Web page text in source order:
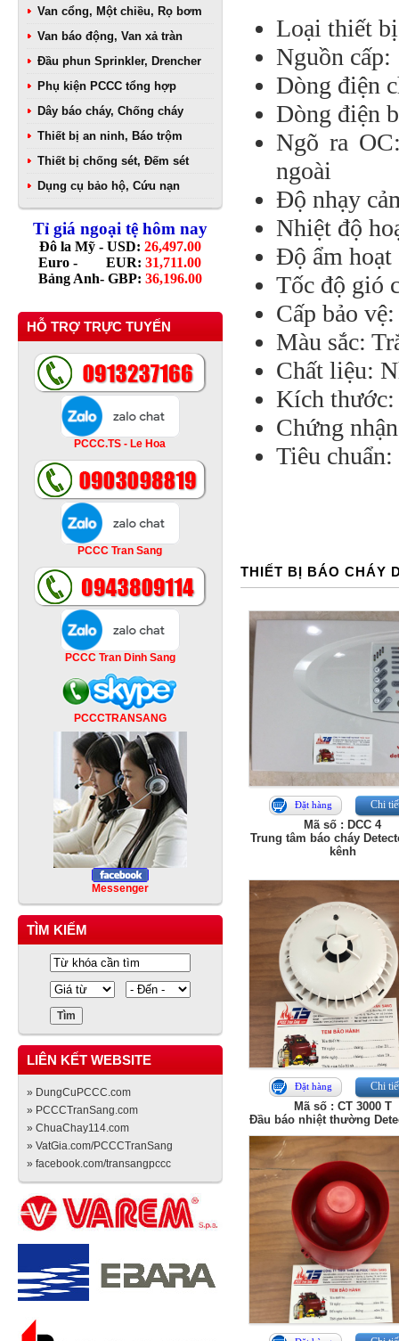
Van cổng, Một chiều, Rọ bơm
Van báo động, Van xả tràn
Đầu phun Sprinkler, Drencher
Phụ kiện PCCC tổng hợp
Dây báo cháy, Chống cháy
Thiết bị an ninh, Báo trộm
Thiết bị chống sét, Đếm sét
Dụng cụ bảo hộ, Cứu nạn
Tỉ giá ngoại tệ hôm nay
Đô la Mỹ - USD: 26,497.00
Euro - EUR: 31,711.00
Bảng Anh- GBP: 36,196.00
HỖ TRỢ TRỰC TUYẾN
PCCC.TS - Le Hoa
PCCC Tran Sang
PCCC Tran Dinh Sang
PCCCTRANSANG
Messenger
TÌM KIẾM
LIÊN KẾT WEBSITE
» DungCuPCCC.com
» PCCCTranSang.com
» ChuaChay114.com
» VatGia.com/PCCCTranSang
» facebook.com/transangpccc
Loại thiết
Nguồn
Dòng điện
Dòng điện
Ngõ ra
ngoài
Độ nhạy
Nhiệt độ
Độ ẩm hoạt
Tốc độ gió
Cấp bảo
Màu sắc:
Chất liệu:
Kích
Chứng
Tiêu
THIẾT BỊ BÁO CHÁY
Đặt hàng Chi
Mã số : DCC 4
Trung tâm báo cháy
kênh
Đặt hàng Chi
Mã số : CT 3000 T
Đầu báo nhiệt thường